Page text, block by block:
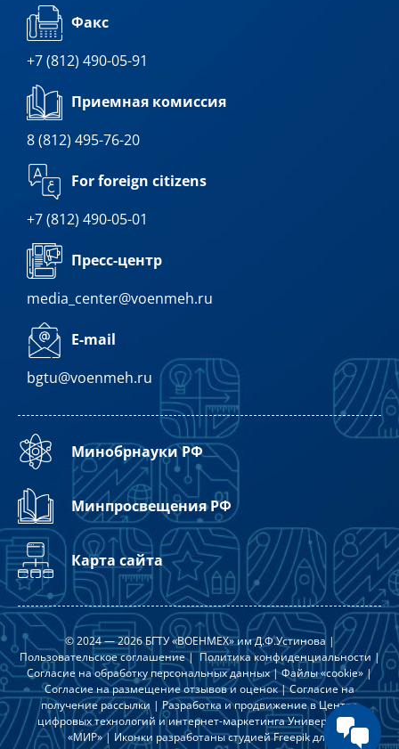
Факс
+7 (812) 490-05-91
Приемная комиссия
8 (812) 495-76-20
For foreign citizens
+7 (812) 490-05-01
Пресс-центр
media_center@voenmeh.ru
E-mail
bgtu@voenmeh.ru
Минобрнауки РФ
Минпросвещения РФ
Карта сайта
© 2024 — 2026 БГТУ «ВОЕНМЕХ» им Д.Ф.Устинова |
Пользовательское соглашение|Политика конфиденциальности |
Согласие на обработку персональных данных|Файлы «cookie»|
Согласие на размещение отзывов и оценок|Согласие на
получение рассылки | Разработка и продвижение вЦентре
цифровых технологий и интернет-маркетинга Университета
«МИР»| Иконки разработаны студиейFreepikдля